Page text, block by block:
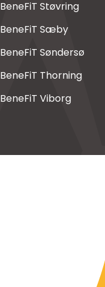
BeneFiT Støvring
BeneFiT Sæby
BeneFiT Søndersø
BeneFiT Thorning
BeneFiT Viborg